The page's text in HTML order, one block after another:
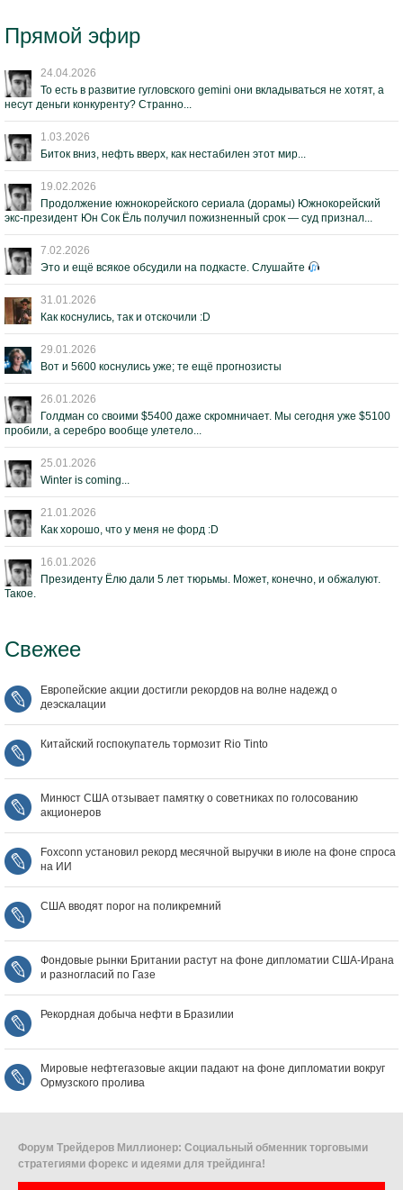
Прямой эфир
24.04.2026
То есть в развитие гугловского gemini они вкладываться не хотят, а
несут деньги конкуренту? Странно...
1.03.2026
Биток вниз, нефть вверх, как нестабилен этот мир...
19.02.2026
Продолжение южнокорейского сериала (дорамы) Южнокорейский
экс-президент Юн Сок Ёль получил пожизненный срок — суд признал...
7.02.2026
Это и ещё всякое обсудили на подкасте. Слушайте
31.01.2026
Как коснулись, так и отскочили :D
29.01.2026
Вот и 5600 коснулись уже; те ещё прогнозисты
26.01.2026
Голдман со своими $5400 даже скромничает. Мы сегодня уже $5100
пробили, а серебро вообще улетело...
25.01.2026
Winter is coming...
21.01.2026
Как хорошо, что у меня не форд :D
16.01.2026
Президенту Ёлю дали 5 лет тюрьмы. Может, конечно, и обжалуют.
Такое.
Свежее
Европейские акции достигли рекордов на волне надежд о
деэскалации
Китайский госпокупатель тормозит Rio Tinto
Минюст США отзывает памятку о советниках по голосованию
акционеров
Foxconn установил рекорд месячной выручки в июле на фоне спроса
на ИИ
США вводят порог на поликремний
Фондовые рынки Британии растут на фоне дипломатии США‑Ирана
и разногласий по Газе
Рекордная добыча нефти в Бразилии
Мировые нефтегазовые акции падают на фоне дипломатии вокруг
Ормузского пролива
Форум Трейдеров Миллионер: Социальный обменник торговыми
стратегиями форекс и идеями для трейдинга!